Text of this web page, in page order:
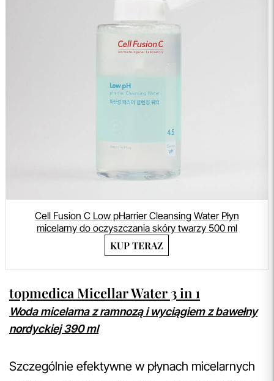
Cell Fusion C Low pHarrier Cleansing Water Płyn
micelarny do oczyszczania skóry twarzy 500 ml
KUP TERAZ
topmedica Micellar Water 3 in 1
Woda micelarna z ramnozą i wyciągiem z bawełny
nordyckiej 390 ml
Szczególnie efektywne w płynach micelarnych